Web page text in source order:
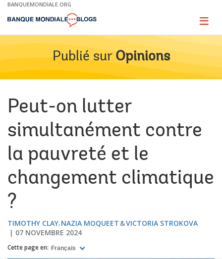
Skip
Main
BANQUEMONDIALE.ORG
Page
Publié sur Opinions
Peut-on lutter
simultanément contre
la pauvreté et le
changement climatique
?
TIMOTHY CLAY NAZIA MOQUEET
VICTORIA STROKOVA
07 NOVEMBRE 2024
Cette page en: Français